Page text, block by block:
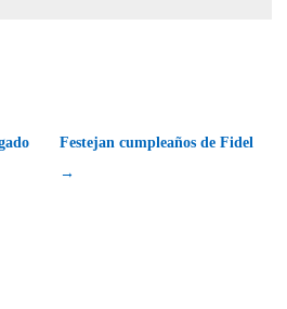
Festejan cumpleaños de Fidel
→